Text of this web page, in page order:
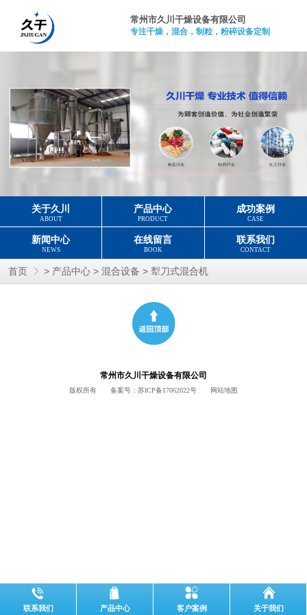
常州市久川干燥设备有限公司
专注干燥，混合，制粒，粉碎设备定制
关于久川
ABOUT
产品中心
PRODUCT
成功案例
CASE
新闻中心
NEWS
在线留言
BOOK
联系我们
CONTACT
首页 > 产品中心 > 混合设备 > 犁刀式混合机
常州市久川干燥设备有限公司
版权所有 备案号： 苏ICP备17062022号 网站地图
联系我们 产品中心 客户案例 关于我们